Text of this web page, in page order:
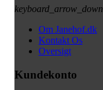
keyboard_arrow_down
Om Janehof.dk
Kontakt Os
Oversigt
Kundekonto